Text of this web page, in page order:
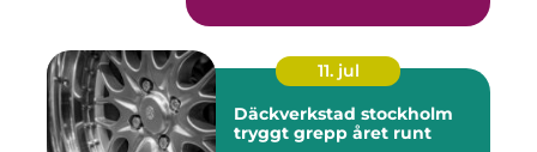
11. jul
Däckverkstad stockholm
tryggt grepp året runt